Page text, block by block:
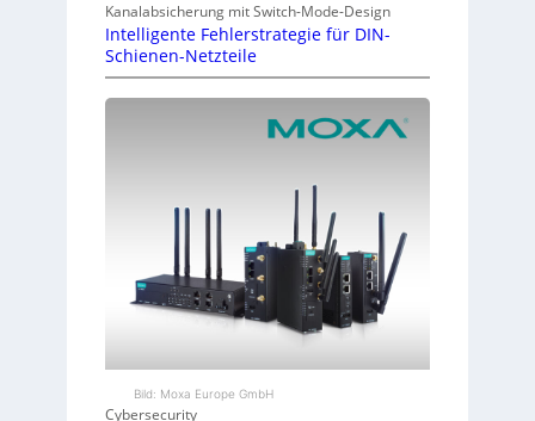
Kanalabsicherung mit Switch-Mode-Design
Intelligente Fehlerstrategie für DIN-
Schienen-Netzteile
Bild: Moxa Europe GmbH
Cybersecurity